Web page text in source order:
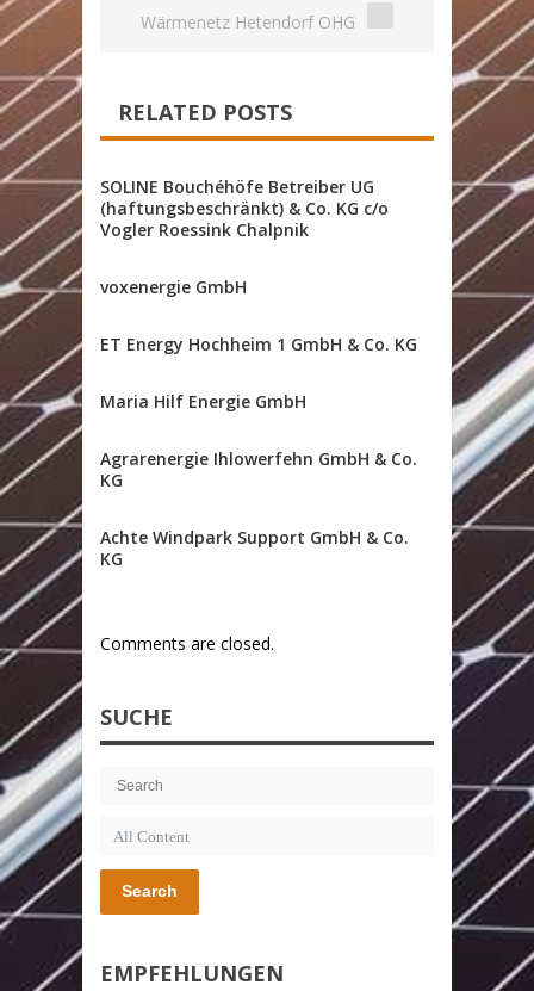
Wärmenetz Hetendorf OHG
RELATED POSTS
SOLINE Bouchéhöfe Betreiber UG
(haftungsbeschränkt) & Co. KG c/o
Vogler Roessink Chalpnik
voxenergie GmbH
ET Energy Hochheim 1 GmbH & Co. KG
Maria Hilf Energie GmbH
Agrarenergie Ihlowerfehn GmbH & Co.
KG
Achte Windpark Support GmbH & Co.
KG
Comments are closed.
SUCHE
Search
EMPFEHLUNGEN